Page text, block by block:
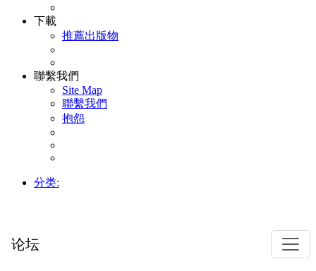
下載
推薦出版物
聯繫我們
Site Map
聯繫我們
抱怨
分类:
论坛